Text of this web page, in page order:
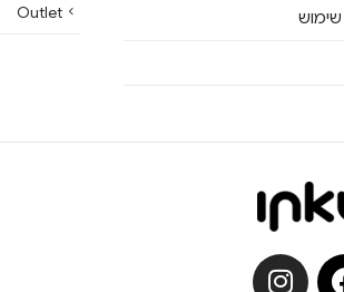
שימוש Outlet